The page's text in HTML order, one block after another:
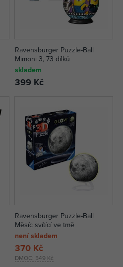
Ravensburger Puzzle-Ball
Mimoni 3, 73 dílků
skladem
399 Kč
Ravensburger Puzzle-Ball
Měsíc svítící ve tmě
není skladem
DMOC: 549 Kč
370 Kč